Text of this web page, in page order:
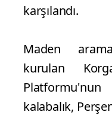
karşılandı.
Maden
kurulan
kalabalık,